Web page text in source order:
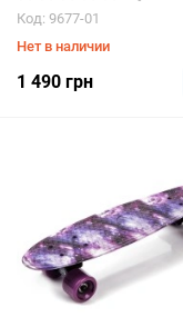
Код: 9677-01
Нет в наличии
1 490 грн